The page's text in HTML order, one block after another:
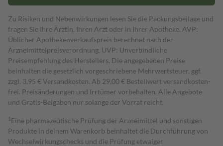
Zu Risiken und Nebenwirkungen lesen Sie die Packungsbeilage und
fragen Sie Ihre Ärztin, Ihren Arzt oder in Ihrer Apotheke. AVP:
Üblicher Apothekenverkaufspreis berechnet nach der
Arzneimittelpreisverordnung. UVP: Unverbindliche
Preisempfehlung des Herstellers. Die angegebenen Preise
beinhalten die gesetzlich vorgeschriebene Mehrwertsteuer, ggf.
zzgl. 3,95 € Versandkosten. Ab 29,00 € Bestell­wert versand­kosten­
frei. Preisänderungen und Irrtümer vorbehalten. Alle Angebote
und Gratis-Beigaben nur solange der Vorrat reicht.
1 Eine pharmazeutische Prüfung der Arzneimittel und sonstigen
Produkte in deinem Warenkorb beinhaltet die Durchführung von
Wechselwirkungschecks und die Prüfung etwaiger